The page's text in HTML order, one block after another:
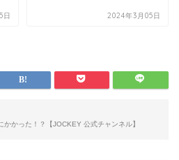
日 2024年3月05日
かった！？【JOCKEY 公式チャンネル】